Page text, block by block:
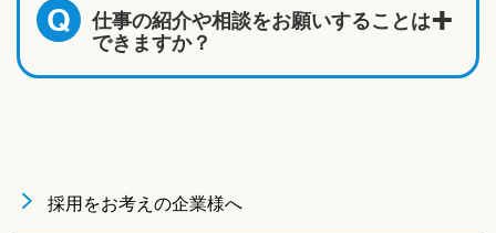
Q 仕事の紹介や相談をお願いすることは
できますか？
採用をお考えの企業様へ